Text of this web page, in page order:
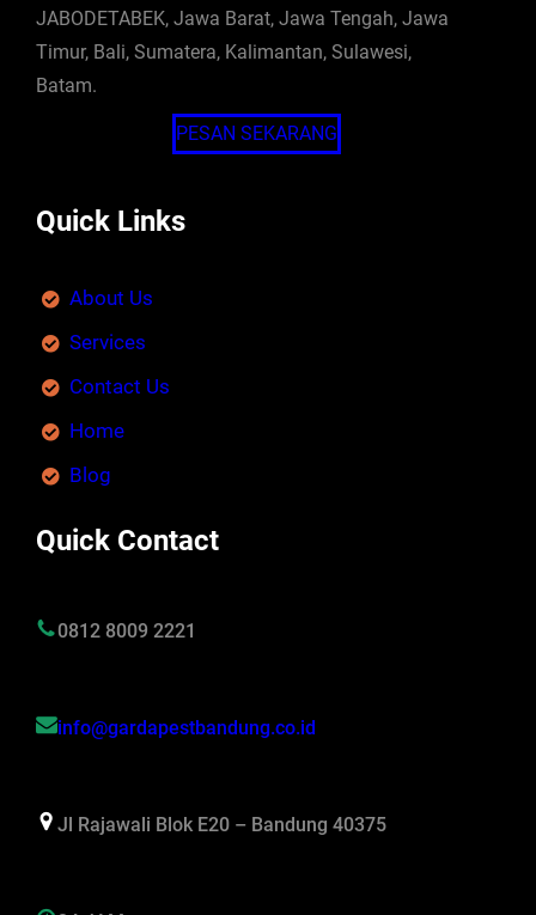
JABODETABEK, Jawa Barat, Jawa Tengah, Jawa
Timur, Bali, Sumatera, Kalimantan, Sulawesi,
Batam.
PESAN SEKARANG
Quick Links
About Us
Services
Contact Us
Home
Blog
Quick Contact
0812 8009 2221
info@gardapestbandung.co.id
Jl Rajawali Blok E20 – Bandung 40375